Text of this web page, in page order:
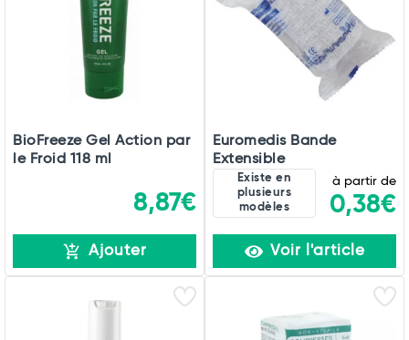
BioFreeze Gel Action par
le Froid 118 ml
8,87€
Ajouter
Euromedis Bande
Extensible
Existe en
plusieurs
modèles
à partir de
0,38€
Voir l'article